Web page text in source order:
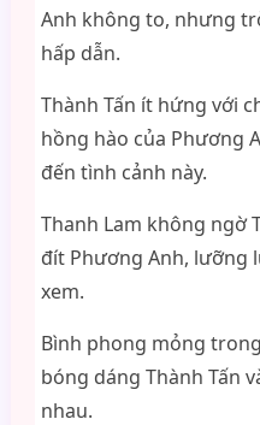
Anh không to, nhưng
hấp dẫn.
Thành Tấn ít hứng với
hồng hào của Phương
đến tình cảnh này.
Thanh Lam không ngờ
đít Phương Anh, lưỡng
xem.
Bình phong mỏng
bóng dáng Thành Tấn
nhau.